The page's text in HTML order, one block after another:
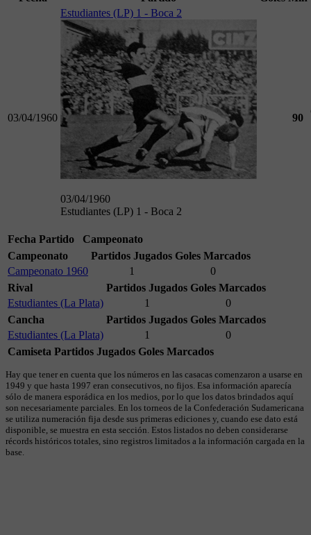
03/04/1960
Estudiantes (LP) 1 - Boca 2
03/04/1960
Estudiantes (LP) 1 - Boca 2
90
Fecha Partido
Campeonato
Campeonato
Partidos Jugados Goles Marcados
Campeonato 1960
1
0
Rival
Partidos Jugados Goles Marcados
Estudiantes (La Plata)
1
0
Cancha
Partidos Jugados Goles Marcados
Estudiantes (La Plata)
1
0
Camiseta Partidos Jugados Goles Marcados
Hay que tener en cuenta que los números en las casacas comenzaron a usarse en
1949 y que hasta 1997 eran consecutivos, no fijos. Esa información aparecía
sólo de manera esporádica en los medios, por lo que los datos brindados aquí
son necesariamente parciales. En los torneos de la Confederación Sudamericana
se utiliza numeración fija desde sus primeras ediciones y, cuando ese dato está
disponible, se muestra en esta sección. Estos listados no deben considerarse
récords históricos totales, sino registros limitados a la información cargada en la
base.